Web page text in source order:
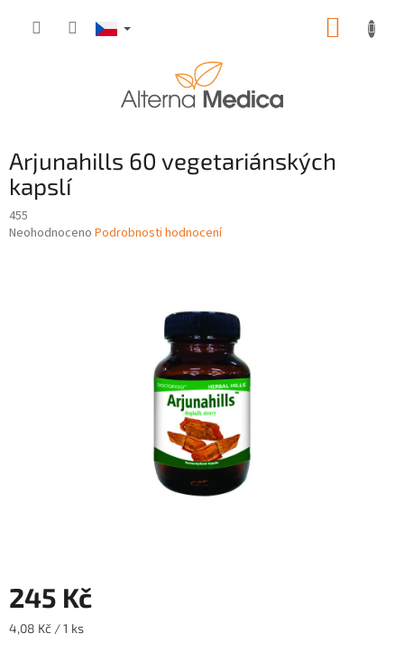
Arjunahills 60 vegetariánských
kapslí
455
Průměrné
Neohodnoceno Podrobnosti hodnocení
245 Kč
Měrná
4,08 Kč / 1 ks